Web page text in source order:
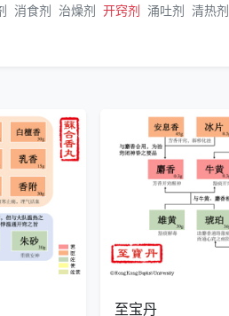
消食剂 治燥剂 开窍剂 涌吐剂 清热剂
至宝丹